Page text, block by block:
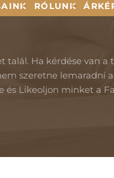
RÓLUNK
talál. Ha kérdése van a
szeretne lemaradni
és Likeoljon minket a